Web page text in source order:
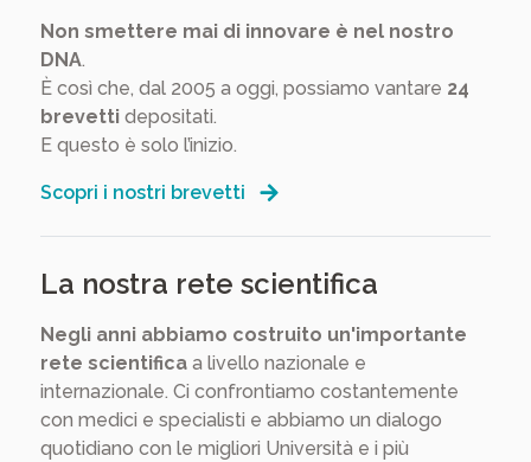
Non smettere mai di innovare è nel nostro
DNA.
È così che, dal 2005 a oggi, possiamo vantare 24
brevettidepositati.
E questo è solo l’inizio.
Scopri i nostri brevetti
La nostra rete scientifica
Negli anni abbiamo costruito un'importante
rete scientifica a livello nazionale e
internazionale. Ci confrontiamo costantemente
con medici e specialisti e abbiamo un dialogo
quotidiano con le migliori Università e i più